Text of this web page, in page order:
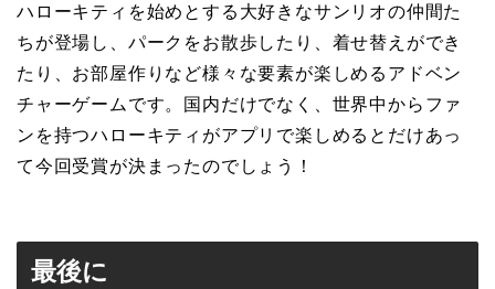
ハローキティを始めとする大好きなサンリオの仲間た
ちが登場し、パークをお散歩したり、着せ替えができ
たり、お部屋作りなど様々な要素が楽しめるアドベン
チャーゲームです。国内だけでなく、世界中からファ
ンを持つハローキティがアプリで楽しめるとだけあっ
て今回受賞が決まったのでしょう！
最後に